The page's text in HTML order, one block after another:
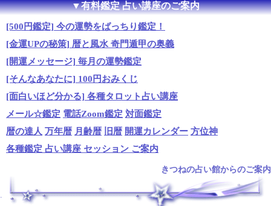
▼有料鑑定 占い講座のご案内
[500円鑑定] 今の運勢をばっちり鑑定！
[金運UPの秘策] 暦と風水 奇門遁甲の奥義
[開運メッセージ] 毎月の運勢鑑定
[そんなあなたに] 100円おみくじ
[面白いほど分かる] 各種タロット占い講座
メール☆鑑定 電話Zoom鑑定 対面鑑定
暦の達人 万年暦 月齢暦 旧暦 開運カレンダー 方位神
各種鑑定 占い講座 セッション ご案内
きつねの占い館からのご案内